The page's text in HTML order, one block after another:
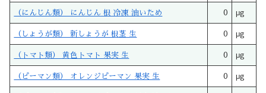
（にんじん類） にんじん 根 冷凍 油いため 0 μg
（しょうが類） 新しょうが 根茎 生 0 μg
（トマト類） 黄色トマト 果実 生 0 μg
（ピーマン類） オレンジピーマン 果実 生 0 μg